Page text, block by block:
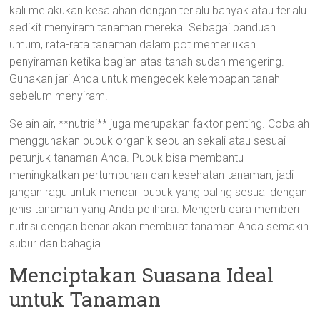
kali melakukan kesalahan dengan terlalu banyak atau terlalu
sedikit menyiram tanaman mereka. Sebagai panduan
umum, rata-rata tanaman dalam pot memerlukan
penyiraman ketika bagian atas tanah sudah mengering.
Gunakan jari Anda untuk mengecek kelembapan tanah
sebelum menyiram.
Selain air, **nutrisi** juga merupakan faktor penting. Cobalah
menggunakan pupuk organik sebulan sekali atau sesuai
petunjuk tanaman Anda. Pupuk bisa membantu
meningkatkan pertumbuhan dan kesehatan tanaman, jadi
jangan ragu untuk mencari pupuk yang paling sesuai dengan
jenis tanaman yang Anda pelihara. Mengerti cara memberi
nutrisi dengan benar akan membuat tanaman Anda semakin
subur dan bahagia.
Menciptakan Suasana Ideal
untuk Tanaman